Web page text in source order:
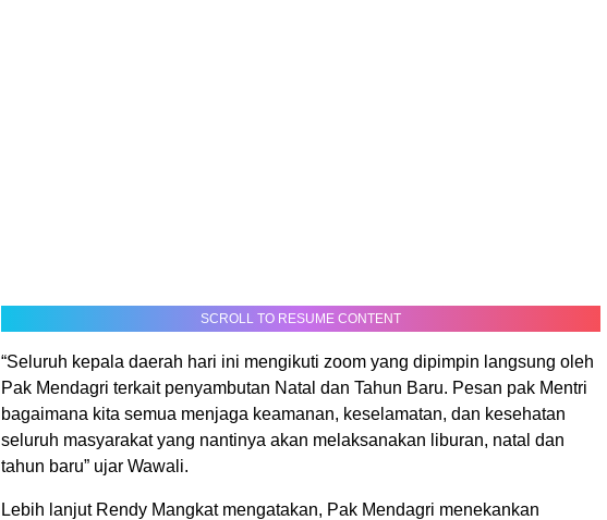
SCROLL TO RESUME CONTENT
“Seluruh kepala daerah hari ini mengikuti zoom yang dipimpin langsung oleh
Pak Mendagri terkait penyambutan Natal dan Tahun Baru. Pesan pak Mentri
bagaimana kita semua menjaga keamanan, keselamatan, dan kesehatan
seluruh masyarakat yang nantinya akan melaksanakan liburan, natal dan
tahun baru” ujar Wawali.
Lebih lanjut Rendy Mangkat mengatakan, Pak Mendagri menekankan